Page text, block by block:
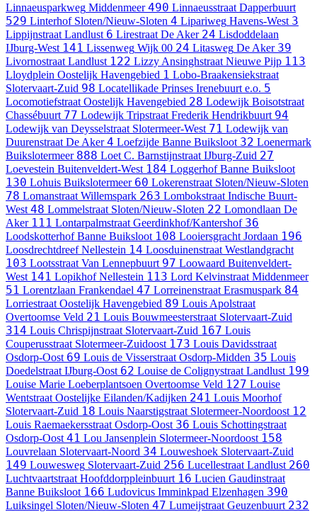
Linnaeusparkweg Middenmeer 490 Linnaeusstraat Dapperbuurt
529 Linterhof Sloten/Nieuw-Sloten 4 Lipariweg Havens-West 3
Lippijnstraat Landlust 6 Lirestraat De Aker 24 Lisdoddelaan
IJburg-West 141 Lissenweg Wijk 00 24 Litasweg De Aker 39
Livornostraat Landlust 122 Lizzy Ansinghstraat Nieuwe Pijp 113
Lloydplein Oostelijk Havengebied 1 Lobo-Braakensiekstraat
Slotervaart-Zuid 98 Locatellikade Prinses Irenebuurt e.o. 5
Locomotiefstraat Oostelijk Havengebied 28 Lodewijk Boisotstraat
Chassébuurt 77 Lodewijk Tripstraat Frederik Hendrikbuurt 94
Lodewijk van Deysselstraat Slotermeer-West 71 Lodewijk van
Duurenstraat De Aker 4 Loefzijde Banne Buiksloot 32 Loenermark
Buikslotermeer 888 Loet C. Barnstijnstraat IJburg-Zuid 27
Loevestein Buitenveldert-West 184 Loggerhof Banne Buiksloot
130 Lohuis Buikslotermeer 60 Lokerenstraat Sloten/Nieuw-Sloten
78 Lomanstraat Willemspark 263 Lombokstraat Indische Buurt-
West 48 Lommelstraat Sloten/Nieuw-Sloten 22 Lomondlaan De
Aker 111 Lontarpalmstraat Geerdinkhof/Kantershof 36
Loodskotterhof Banne Buiksloot 108 Looiersgracht Jordaan 196
Loosdrechtdreef Nellestein 14 Loosduinenstraat Westlandgracht
103 Lootsstraat Van Lennepbuurt 97 Loowaard Buitenveldert-
West 141 Lopikhof Nellestein 113 Lord Kelvinstraat Middenmeer
51 Lorentzlaan Frankendael 47 Lorreinenstraat Erasmuspark 84
Lorriestraat Oostelijk Havengebied 89 Louis Apolstraat
Overtoomse Veld 21 Louis Bouwmeesterstraat Slotervaart-Zuid
314 Louis Chrispijnstraat Slotervaart-Zuid 167 Louis
Couperusstraat Slotermeer-Zuidoost 173 Louis Davidsstraat
Osdorp-Oost 69 Louis de Visserstraat Osdorp-Midden 35 Louis
Doedelstraat IJburg-Oost 62 Louise de Colignystraat Landlust 199
Louise Marie Loeberplantsoen Overtoomse Veld 127 Louise
Wentstraat Oostelijke Eilanden/Kadijken 241 Louis Moorhof
Slotervaart-Zuid 18 Louis Naarstigstraat Slotermeer-Noordoost 12
Louis Raemaekersstraat Osdorp-Oost 36 Louis Schottingstraat
Osdorp-Oost 41 Lou Jansenplein Slotermeer-Noordoost 158
Louvrelaan Slotervaart-Noord 34 Louweshoek Slotervaart-Zuid
149 Louwesweg Slotervaart-Zuid 256 Lucellestraat Landlust 260
Luchtvaartstraat Hoofddorppleinbuurt 16 Lucien Gaudinstraat
Banne Buiksloot 166 Ludovicus Imminkpad Elzenhagen 390
Luiksingel Sloten/Nieuw-Sloten 47 Lumeijstraat Geuzenbuurt 232